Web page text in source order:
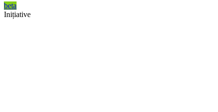
beta
Inițiative